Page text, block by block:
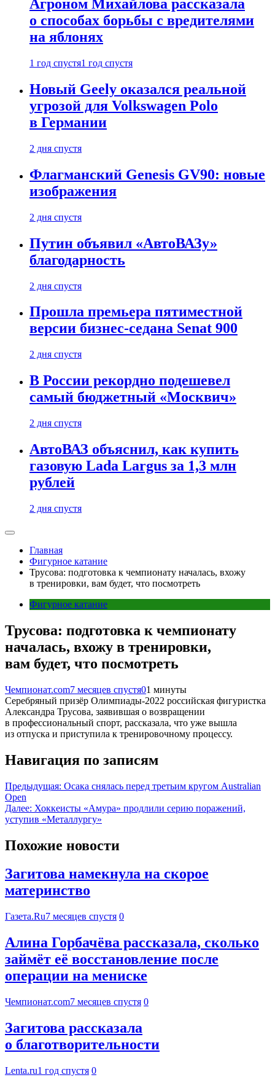
Агроном Михайлова рассказала
о способах борьбы с вредителями
на яблонях
1 год спустя1 год спустя
Новый Geely оказался реальной
угрозой для Volkswagen Polo
в Германии
2 дня спустя
Флагманский Genesis GV90: новые
изображения
2 дня спустя
Путин объявил «АвтоВАЗу»
благодарность
2 дня спустя
Прошла премьера пятиместной
версии бизнес-седана Senat 900
2 дня спустя
В России рекордно подешевел
самый бюджетный «Москвич»
2 дня спустя
АвтоВАЗ объяснил, как купить
газовую Lada Largus за 1,3 млн
рублей
2 дня спустя
Главная
Фигурное катание
Трусова: подготовка к чемпионату началась, вхожу
в тренировки, вам будет, что посмотреть
Фигурное катание
Трусова: подготовка к чемпионату
началась, вхожу в тренировки,
вам будет, что посмотреть
Чемпионат.com7 месяцев спустя01 минуты
Серебряный призёр Олимпиады-2022 российская фигуристка
Александра Трусова, заявившая о возвращении
в профессиональный спорт, рассказала, что уже вышла
из отпуска и приступила к тренировочному процессу.
Навигация по записям
Предыдущая: Осака снялась перед третьим кругом Australian
Open
Далее: Хоккеисты «Амура» продлили серию поражений,
уступив «Металлургу»
Похожие новости
Загитова намекнула на скорое
материнство
Газета.Ru7 месяцев спустя 0
Алина Горбачёва рассказала, сколько
займёт её восстановление после
операции на мениске
Чемпионат.com7 месяцев спустя 0
Загитова рассказала
о благотворительности
Lenta.ru1 год спустя 0